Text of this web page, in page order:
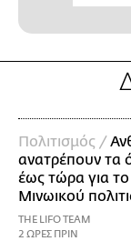
Πολιτισμός /
ανατρέπουν τα
έως τώρα για
Μινωικού
THE LIFO TEAM
2 ΩΡΕΣ ΠΡΙΝ